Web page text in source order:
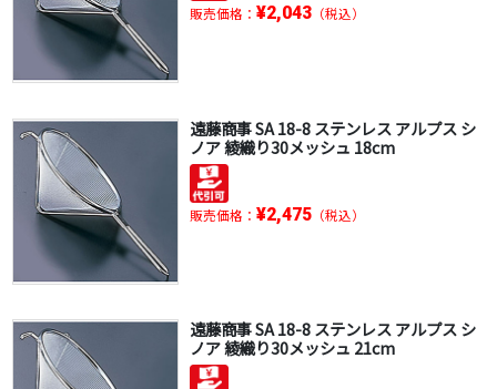
販売価格： ¥2,043（税込）
遠藤商事 SA 18-8 ステンレス アルプス シ
ノア 綾織り30メッシュ 18cm
販売価格： ¥2,475（税込）
遠藤商事 SA 18-8 ステンレス アルプス シ
ノア 綾織り30メッシュ 21cm